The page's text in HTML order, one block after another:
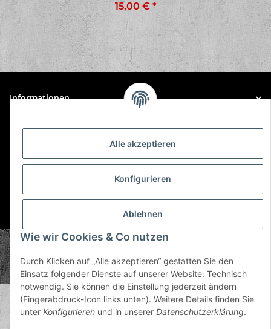
15,00 € *
Informationen
Gesetzliche Informationen
* Alle Preise inkl. gesetzlicher USt., zzgl.Versand
Copyright © 2026 Plastic Bomb GmbH
Powered by
JTL-Shop
Alle akzeptieren
Konfigurieren
Ablehnen
Wie wir Cookies & Co nutzen
Durch Klicken auf „Alle akzeptieren“ gestatten Sie den
Einsatz folgender Dienste auf unserer Website: Technisch
notwendig. Sie können die Einstellung jederzeit ändern
(Fingerabdruck-Icon links unten). Weitere Details finden Sie
unter Konfigurieren und in unserer Datenschutzerklärung.